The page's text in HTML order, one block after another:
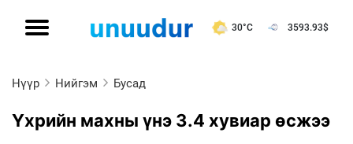
30°C 3593.93$
Нүүр Нийгэм Бусад
Үхрийн махны үнэ 3.4 хувиар өсжээ